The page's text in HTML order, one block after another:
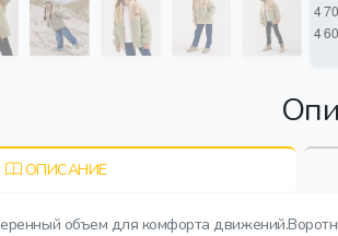
ОПИСАНИЕ
объем для комфорта